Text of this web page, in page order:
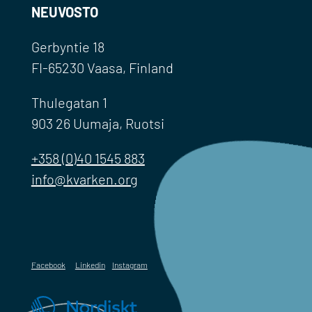
NEUVOSTO
Gerbyntie 18
FI-65230 Vaasa, Finland
Thulegatan 1
903 26 Uumaja, Ruotsi
+358 (0)40 1545 883
info@kvarken.org
Facebook Linkedin Instagram